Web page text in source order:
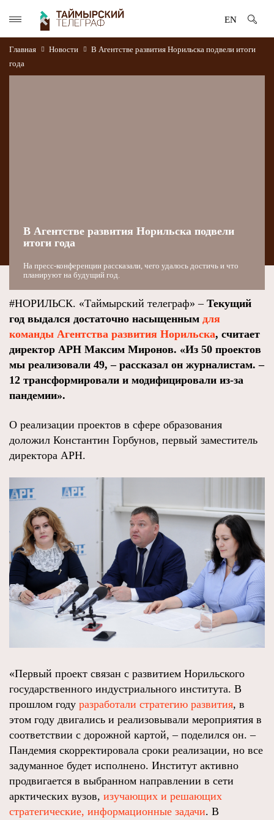
EN
Главная Новости
В Агентстве развития Норильска подвели итоги
года
В Агентстве развития Норильска подвели
итоги года
На пресс-конференции рассказали, чего удалось достичь и что
планируют на будущий год.
#НОРИЛЬСК. «Таймырский телеграф» – Текущий
год выдался достаточно насыщенным для
команды Агентства развития Норильска, считает
директор АРН Максим Миронов. «Из 50 проектов
мы реализовали 49, – рассказал он журналистам. –
12 трансформировали и модифицировали из-за
пандемии».
О реализации проектов в сфере образования
доложил Константин Горбунов, первый заместитель
директора АРН.
«Первый проект связан с развитием Норильского
государственного индустриального института. В
прошлом году разработали стратегию развития, в
этом году двигались и реализовывали мероприятия в
соответствии с дорожной картой, – поделился он. –
Пандемия скорректировала сроки реализации, но все
задуманное будет исполнено. Институт активно
продвигается в выбранном направлении в сети
арктических вузов, изучающих и решающих
стратегические, информационные задачи. В